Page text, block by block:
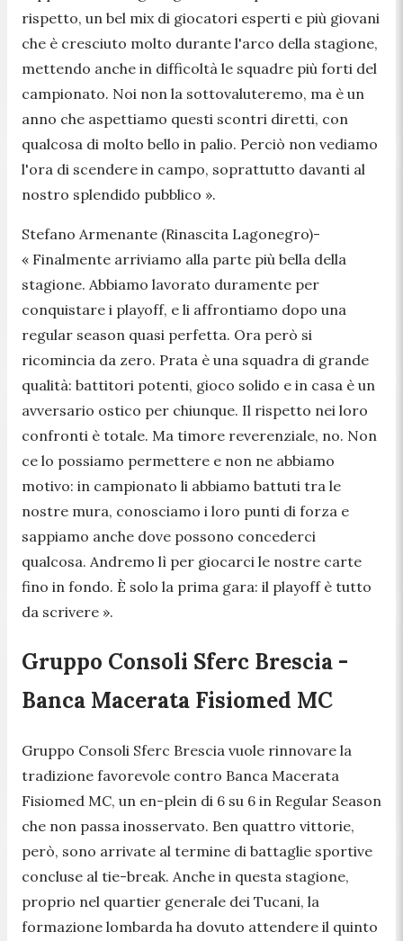
rispetto, un bel mix di giocatori esperti e più giovani
che è cresciuto molto durante l'arco della stagione,
mettendo anche in difficoltà le squadre più forti del
campionato. Noi non la sottovaluteremo, ma è un
anno che aspettiamo questi scontri diretti, con
qualcosa di molto bello in palio. Perciò non vediamo
l'ora di scendere in campo, soprattutto davanti al
nostro splendido pubblico ».
Stefano Armenante (Rinascita Lagonegro)-
« Finalmente arriviamo alla parte più bella della
stagione. Abbiamo lavorato duramente per
conquistare i playoff, e li affrontiamo dopo una
regular season quasi perfetta. Ora però si
ricomincia da zero. Prata è una squadra di grande
qualità: battitori potenti, gioco solido e in casa è un
avversario ostico per chiunque. Il rispetto nei loro
confronti è totale. Ma timore reverenziale, no. Non
ce lo possiamo permettere e non ne abbiamo
motivo: in campionato li abbiamo battuti tra le
nostre mura, conosciamo i loro punti di forza e
sappiamo anche dove possono concederci
qualcosa. Andremo lì per giocarci le nostre carte
fino in fondo. È solo la prima gara: il playoff è tutto
da scrivere ».
Gruppo Consoli Sferc Brescia -
Banca Macerata Fisiomed MC
Gruppo Consoli Sferc Brescia vuole rinnovare la
tradizione favorevole contro Banca Macerata
Fisiomed MC, un en-plein di 6 su 6 in Regular Season
che non passa inosservato. Ben quattro vittorie,
però, sono arrivate al termine di battaglie sportive
concluse al tie-break. Anche in questa stagione,
proprio nel quartier generale dei Tucani, la
formazione lombarda ha dovuto attendere il quinto